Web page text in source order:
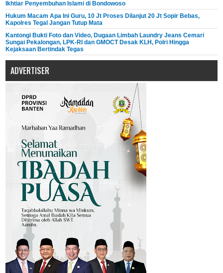
Ikhtiar Penyembuhan Islami di Bondowoso
Hukum Macam Apa Ini Guru, 10 Jt Proses Dilanjut 20 Jt Sopir Bebas,
Kapolres Tegal Jangan Tutup Mata
Kantongi Bukti Foto dan Video, Dugaan Limbah Laundry Jeans Cemari
Sungai Pekalongan, LPK-RI dan GMOCT Desak KLH, Polri Hingga
Kejaksaan Bertindak Tegas
ADVERTISER